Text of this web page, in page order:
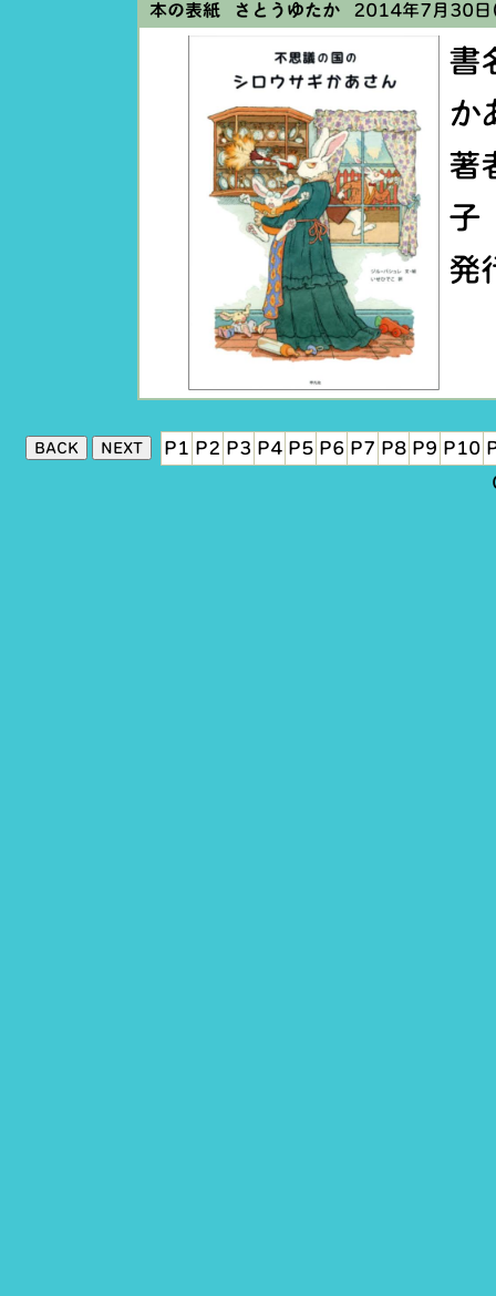
本の表紙 さとうゆたか2014年7月30日
書
か
著
子
発
P1 P2 P3 P4 P5 P6 P7 P8 P9 P10